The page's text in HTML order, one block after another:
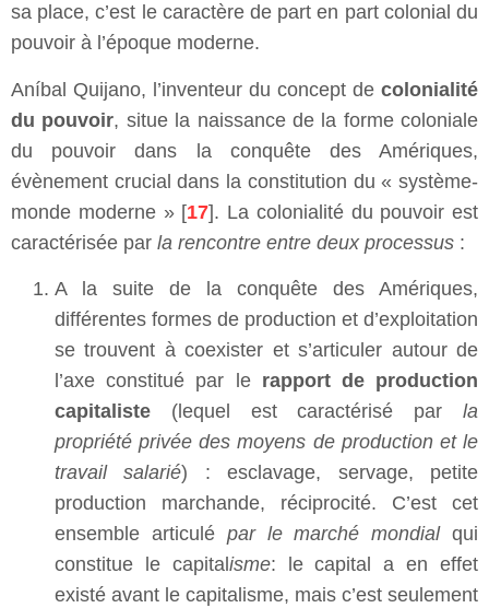
sa place, c’est le caractère de part en part colonial du
pouvoir à l’époque moderne.
Aníbal Quijano, l’inventeur du concept de colonialité
du pouvoir, situe la naissance de la forme coloniale
du pouvoir dans la conquête des Amériques,
évènement crucial dans la constitution du « système-
monde moderne » [17]. La colonialité du pouvoir est
caractérisée par la rencontre entre deux processus :
A la suite de la conquête des Amériques,
différentes formes de production et d’exploitation
se trouvent à coexister et s’articuler autour de
l’axe constitué par le rapport de production
capitaliste (lequel est caractérisé par la
propriété privée des moyens de production et le
travail salarié) : esclavage, servage, petite
production marchande, réciprocité. C’est cet
ensemble articulé par le marché mondialqui
constitue le capital isme: le capital a en effet
existé avant le capitalisme, mais c’est seulement